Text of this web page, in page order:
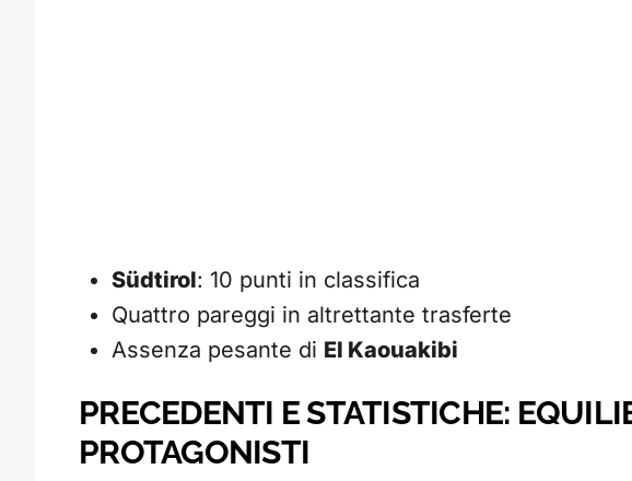
Südtirol: 10 punti in classifica
Quattro pareggi in altrettante trasferte
Assenza pesante di El Kaouakibi
PRECEDENTI E STATISTICHE:
PROTAGONISTI